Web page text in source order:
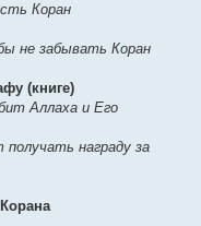
Коран
не забывать Коран
(книге)
Аллаха и Его
награду за